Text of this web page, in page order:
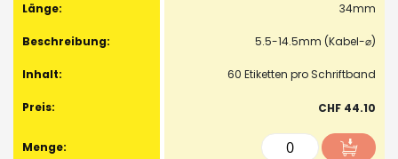
34mm
5.5-14.5mm (Kabel-⌀)
60 Etiketten pro Schriftband
CHF 44.10